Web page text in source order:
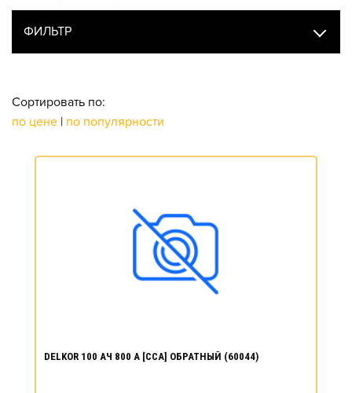
ФИЛЬТР
Сортировать по:
по цене | по популярности
DELKOR 100 АЧ 800 А [CCA] ОБРАТНЫЙ (60044)